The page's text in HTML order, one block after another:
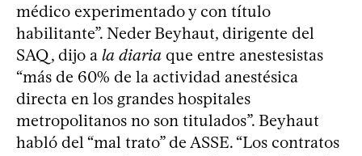
médico experimentado y con título
habilitante”. Neder Beyhaut, dirigente del
SAQ, dijo a la diaria que entre anestesistas
“más de 60% de la actividad anestésica
directa en los grandes hospitales
metropolitanos no son titulados”. Beyhaut
habló del “mal trato” de ASSE. “Los contratos